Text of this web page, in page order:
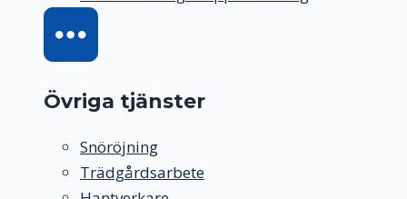
Övriga tjänster
Snöröjning
Trädgårdsarbete